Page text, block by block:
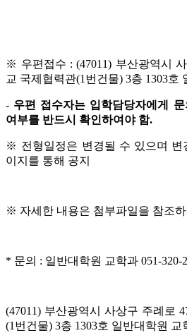
※ 우편접수 : (47011) 부산광역시
교 국제협력관(1번건물) 3층 1303호
- 우편 접수자는 입학담당자에게
여부를 반드시 확인하여야 함.
※ 전형일정은 변경될 수 있으며 변
이지를 통해 공지
※ 자세한 내용은 첨부파일을 참조
* 문의 : 일반대학원 교학과 051-320-
(47011) 부산광역시 사상구 주례로
(1번건물) 3층 1303호 일반대학원 교